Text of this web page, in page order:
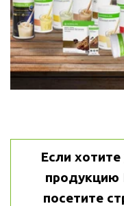
Если
продукцию
посетите